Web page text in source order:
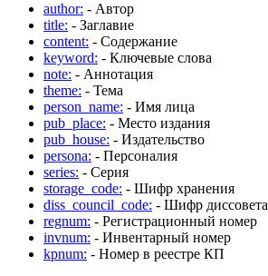
author: - Автор
title: - Заглавие
content: - Содержание
keyword: - Ключевые слова
note: - Аннотация
theme: - Тема
person_name: - Имя лица
pub_place: - Место издания
pub_house: - Издательство
persona: - Персоналия
series: - Серия
storage_code: - Шифр хранения
diss_council_code: - Шифр диссовета
regnum: - Регистрационный номер
invnum: - Инвентарный номер
kpnum: - Номер в реестре КП